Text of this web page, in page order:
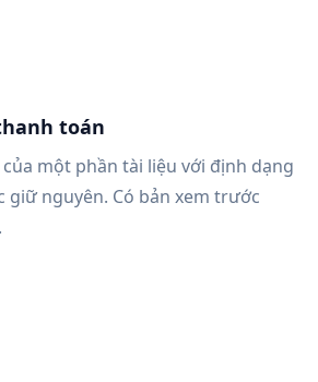
toán
một phần tài liệu với định dạng
giữ nguyên. Có bản xem trước